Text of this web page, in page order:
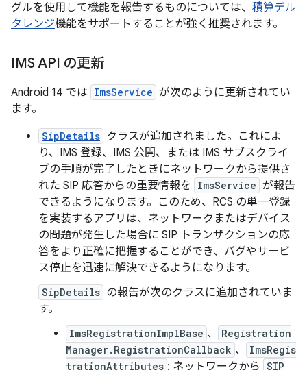
グルを使用して機能を報告するものについては、 積算デル
タレンジ機能をサポートすることが強く推奨されます。
IMS API の更新
Android 14 では ImsService が次のように更新されてい
ます。
SipDetails クラスが追加されました。これによ
り、IMS 登録、IMS 公開、または IMS サブスクライ
ブの手順が完了したときにネットワークから提供さ
れた SIP 応答からの重要情報を
ImsService が報告
できるようになります。このため、RCS の単一登録
を実装するアプリは、ネットワークまたはデバイス
の問題が発生した場合に SIP トランザクションの応
答をより正確に把握することができ、バグやサービ
ス停止を迅速に解決できるようになります。
SipDetails の報告が次のクラスに追加されていま
す。
ImsRegistrationImplBase 、
Registration
Manager.RegistrationCallback 、
ImsRegis
trationAttributes : ネットワークから SIP